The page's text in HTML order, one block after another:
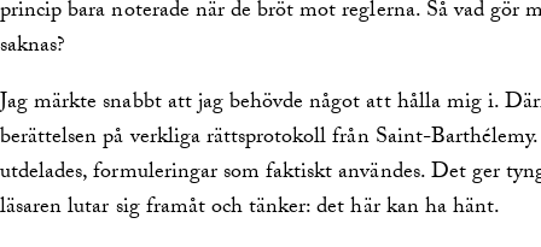
princip bara noterade när de bröt mot reglerna. Så vad gör
saknas?
Jag märkte snabbt att jag behövde något att hålla mig i.
berättelsen på verkliga rättsprotokoll från Saint-
utdelades, formuleringar som faktiskt användes. Det ger
läsaren lutar sig framåt och tänker: det här kan ha hänt.